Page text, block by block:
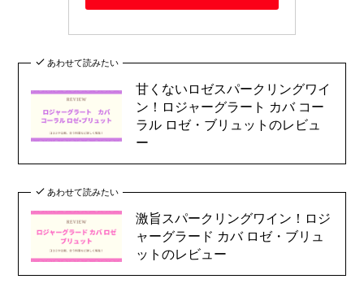
あわせて読みたい
甘くないロゼスパークリングワイ
ン！ロジャーグラート カバ コー
ラル ロゼ・ブリュットのレビュ
ー
あわせて読みたい
激旨スパークリングワイン！ロジ
ャーグラード カバ ロゼ・ブリュ
ットのレビュー